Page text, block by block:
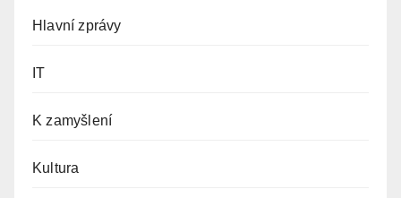
Hlavní zprávy
IT
K zamyšlení
Kultura